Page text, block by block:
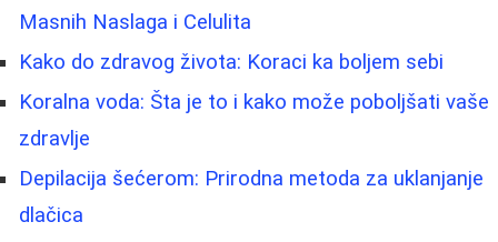
Masnih Naslaga i Celulita
Kako do zdravog života: Koraci ka boljem sebi
Koralna voda: Šta je to i kako može poboljšati vaše
zdravlje
Depilacija šećerom: Prirodna metoda za uklanjanje
dlačica